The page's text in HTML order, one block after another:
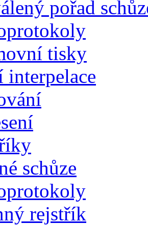
pořad
tisky
interpelace
schůze
rejstřík